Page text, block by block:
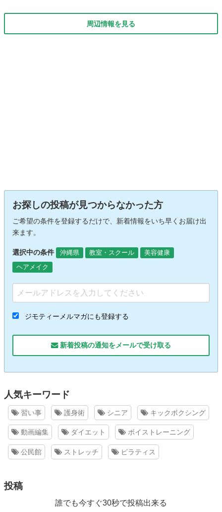
周辺情報を見る
お探しの投稿が見つからなかった方
ご希望の条件を登録するだけで、新着情報をいち早くお届け出
来ます。
選択中の条件 沖縄県 教室・スクール
美容健康
ヘアメイク
ジモティーメルマガにも登録する
新着投稿の通知をメールで受け取る
人気キーワード
習い事 護身術 シニア キックボクシング
動画編集 ダイエット ボイストレーニング
公民館 ストレッチ ピラティス
投稿
誰でも今すぐ30秒で投稿出来る